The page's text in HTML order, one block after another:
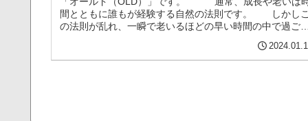
間とともに誰もが経験する自然の法則です。 しかしこ
の法則が乱れ、一瞬で老いるほどの早い時間の中で過ごす
ことになったら、人間はどのよう...（続きを読む）